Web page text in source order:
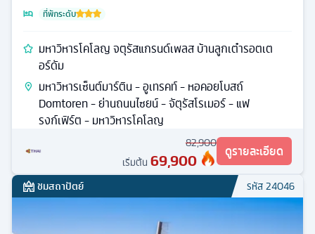
ที่พักระดับ
มหาวิหารโคโลญ จตุรัสแกรนด์เพลส บ้านลูกเต๋ารอตเต
อร์ดัม
มหาวิหารเซ็นต์มาร์ติน - อูเทรคท์ - หอคอยโบสถ์
Domtoren - ย่านถนนไซยน์ - จัตุรัสโรเมอร์ - แฟ
รงก์เฟิร์ต - มหาวิหารโคโลญ
82,900
เริ่มต้น 69,900 ดูรายละเอียด
ชมสถาปัตย์ รหัส24046